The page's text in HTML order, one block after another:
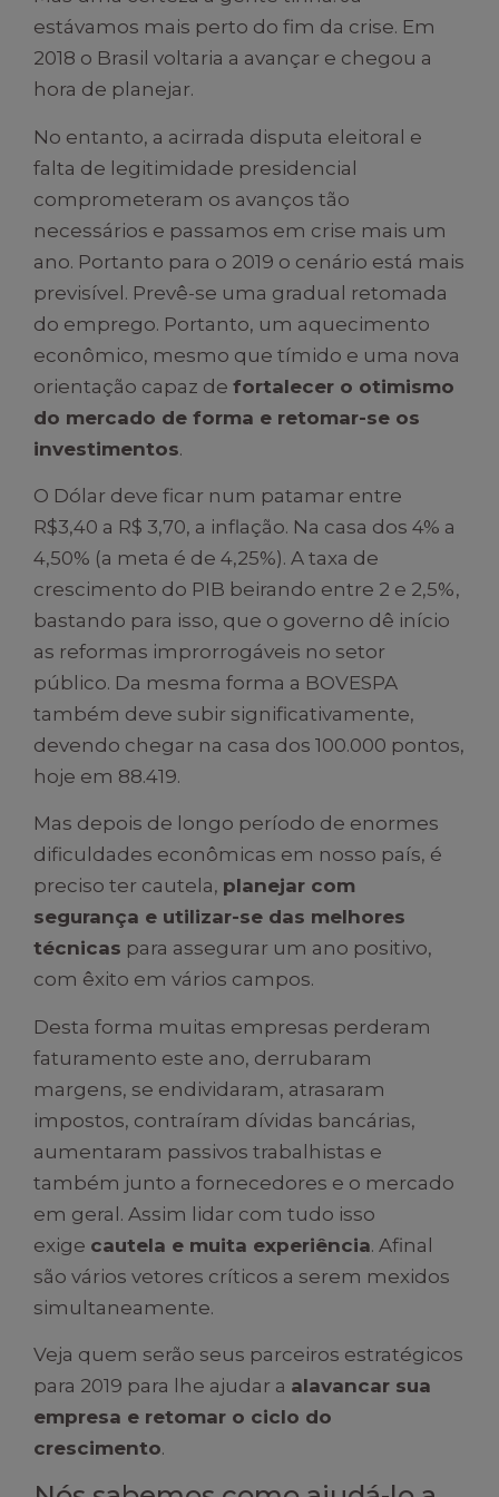
estávamos mais perto do fim da crise. Em
2018 o Brasil voltaria a avançar e chegou a
hora de planejar.
No entanto, a acirrada disputa eleitoral e
falta de legitimidade presidencial
comprometeram os avanços tão
necessários e passamos em crise mais um
ano. Portanto para o 2019 o cenário está mais
previsível. Prevê-se uma gradual retomada
do emprego. Portanto, um aquecimento
econômico, mesmo que tímido e uma nova
orientação capaz de fortalecer o otimismo
do mercado de forma e retomar-se os
investimentos.
O Dólar deve ficar num patamar entre
R$3,40 a R$ 3,70, a inflação. Na casa dos 4% a
4,50% (a meta é de 4,25%). A taxa de
crescimento do PIB beirando entre 2 e 2,5%,
bastando para isso, que o governo dê início
as reformas improrrogáveis no setor
público. Da mesma forma a BOVESPA
também deve subir significativamente,
devendo chegar na casa dos 100.000 pontos,
hoje em 88.419.
Mas depois de longo período de enormes
dificuldades econômicas em nosso país, é
preciso ter cautela, planejar com
segurança e utilizar-se das melhores
técnicas para assegurar um ano positivo,
com êxito em vários campos.
Desta forma muitas empresas perderam
faturamento este ano, derrubaram
margens, se endividaram, atrasaram
impostos, contraíram dívidas bancárias,
aumentaram passivos trabalhistas e
também junto a fornecedores e o mercado
em geral. Assim lidar com tudo isso
exige cautela e muita experiência. Afinal
são vários vetores críticos a serem mexidos
simultaneamente.
Veja quem serão seus parceiros estratégicos
para 2019 para lhe ajudar a alavancar sua
empresa e retomar o ciclo do
crescimento.